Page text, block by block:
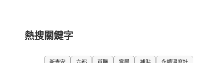
熱搜關鍵字